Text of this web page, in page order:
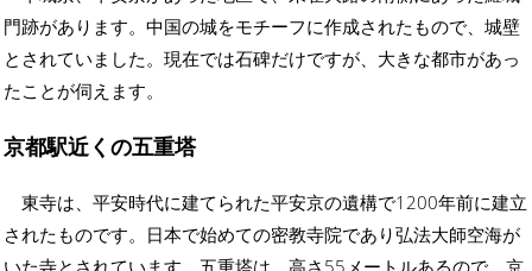
門跡があります。中国の城をモチーフに作成されたもので、城壁
とされていました。現在では石碑だけですが、大きな都市があっ
たことが伺えます。
京都駅近くの五重塔
東寺は、平安時代に建てられた平安京の遺構で1200年前に建立
されたものです。日本で始めての密教寺院であり弘法大師空海が